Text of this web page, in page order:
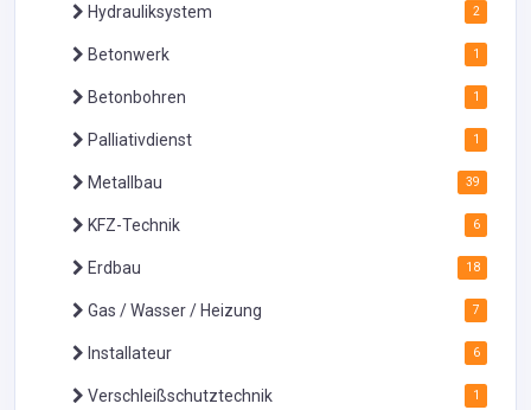
Hydrauliksystem 2
Betonwerk 1
Betonbohren 1
Palliativdienst 1
Metallbau 39
KFZ-Technik 6
Erdbau 18
Gas / Wasser / Heizung 7
Installateur 6
Verschleißschutztechnik 1